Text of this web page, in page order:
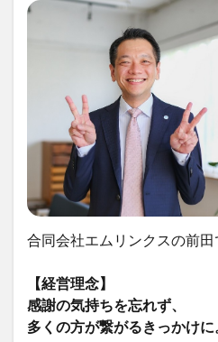
合同会社エムリンクスの前田
【経営理念】
感謝の気持ちを忘れず、
多くの方が繋がるきっかけに